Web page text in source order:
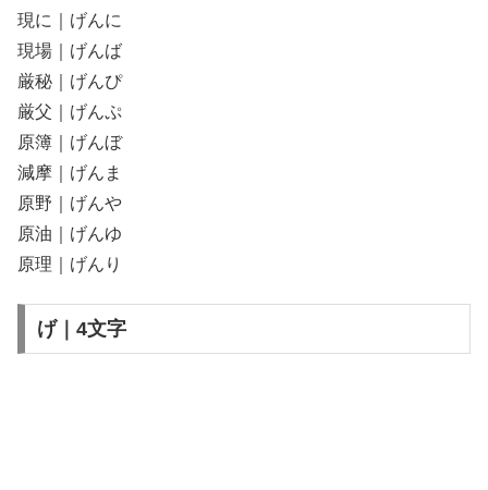
現に｜げんに
現場｜げんば
厳秘｜げんぴ
厳父｜げんぷ
原簿｜げんぼ
減摩｜げんま
原野｜げんや
原油｜げんゆ
原理｜げんり
げ｜4文字